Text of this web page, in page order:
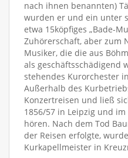
nach ihnen benannten)
wurden er und ein unter
etwa 15köpfiges „Bade-
Zuhörerschaft, aber zum
Musiker, die die aus
als geschäftsschädigend
stehendes Kurorchester
Außerhalb des
Konzertreisen und ließ
1856/57 in Leipzig und
hören. Nach dem Tod
der Reisen erfolgte, wurde
Kurkapellmeister in